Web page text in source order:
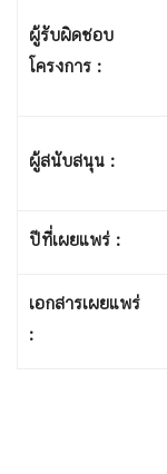
ผู้รับผิดชอบ
โครงการ :
ผู้สนับสนุน :
ปีที่เผยแพร่ :
เอกสารเผยแพร่
: